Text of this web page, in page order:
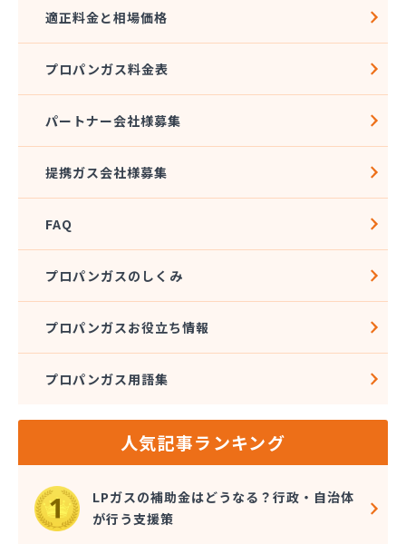
河村燃料店
角広ガス
割又商店
株式会社アドニス
株式会社あみや商事 本社
株式会社エイチティーピー
株式会社エイチティーピー
株式会社エス・アイ東海
株式会社オーテック
株式会社オーテック 西三河営業所
株式会社ガスキット
株式会社ガステム
株式会社ガスパル 岡崎販売所
株式会社カネコ
株式会社カネ庄
株式会社クラシアン岡崎支社
株式会社コクネ
適正料金と相場価格
プロパンガス料金表
パートナー会社様募集
提携ガス会社様募集
FAQ
プロパンガスのしくみ
プロパンガスお役立ち情報
プロパンガス用語集
人気記事ランキング
LPガスの補助金はどうなる？行政・自治体
が行う支援策